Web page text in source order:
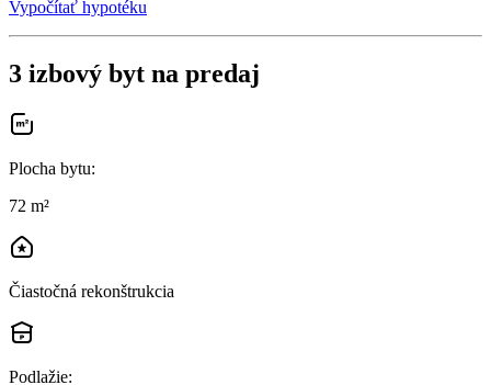
Vypočítať hypotéku
3 izbový byt na predaj
Plocha bytu:
72 m²
Čiastočná rekonštrukcia
Podlažie: